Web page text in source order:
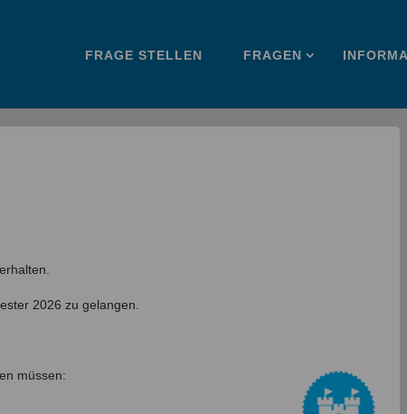
springen
FRAGE STELLEN FRAGEN
2026 zu gelangen.
müssen: